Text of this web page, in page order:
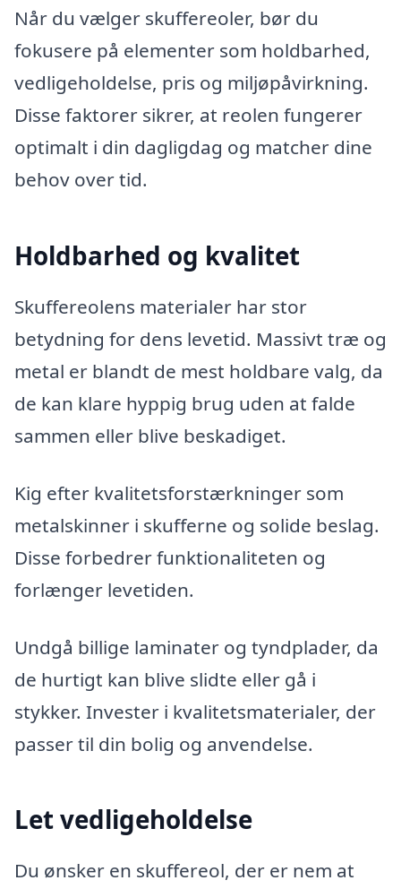
Når du vælger skuffereoler, bør du
fokusere på elementer som holdbarhed,
vedligeholdelse, pris og miljøpåvirkning.
Disse faktorer sikrer, at reolen fungerer
optimalt i din dagligdag og matcher dine
behov over tid.
Holdbarhed og kvalitet
Skuffereolens materialer har stor
betydning for dens levetid. Massivt træ og
metal er blandt de mest holdbare valg, da
de kan klare hyppig brug uden at falde
sammen eller blive beskadiget.
Kig efter kvalitetsforstærkninger som
metalskinner i skufferne og solide beslag.
Disse forbedrer funktionaliteten og
forlænger levetiden.
Undgå billige laminater og tyndplader, da
de hurtigt kan blive slidte eller gå i
stykker. Invester i kvalitetsmaterialer, der
passer til din bolig og anvendelse.
Let vedligeholdelse
Du ønsker en skuffereol, der er nem at